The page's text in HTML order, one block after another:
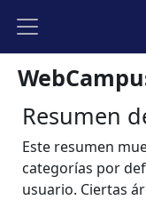
Panel lateral
Resumen
Este resumen
categorías por
usuario. Ciertas